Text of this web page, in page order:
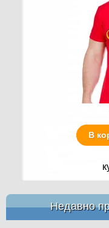
В
Недавно